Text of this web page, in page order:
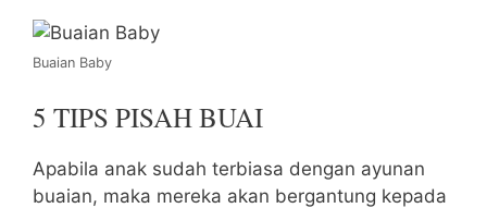
Buaian Baby
5 TIPS PISAH BUAI
Apabila anak sudah terbiasa dengan ayunan
buaian, maka mereka akan bergantung kepada